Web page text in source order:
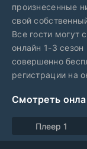
произнесенные
свой
Все гости могут
онлайн 1-3
совершенно
регистрации на
Смотреть
Плеер 1